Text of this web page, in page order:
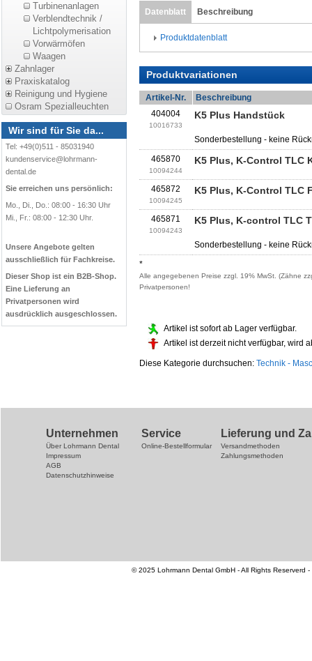
Turbinenanlagen
Verblendtechnik /
Lichtpolymerisation
Vorwärmöfen
Waagen
Zahnlager
Praxiskatalog
Reinigung und Hygiene
Osram Spezialleuchten
Wir sind für Sie da...
Tel: +49(0)511 - 85031940
kundenservice@lohrmann-
dental.de
Sie erreichen uns persönlich:
Mo., Di., Do.: 08:00 - 16:30 Uhr
Mi., Fr.: 08:00 - 12:30 Uhr.
Unsere Angebote gelten
ausschließlich für Fachkreise.
Dieser Shop ist ein B2B-Shop.
Eine Lieferung an
Privatpersonen wird
ausdrücklich ausgeschlossen.
Datenblatt Beschreibung
Produktdatenblatt
Produktvariationen
Artikel-Nr.
Beschreibung
404004
10016733
K5 Plus Handstück
Sonderbestellung - keine
465870
10094244
K5 Plus, K-Control TLC
465872
10094245
K5 Plus, K-Control TLC
465871
10094243
K5 Plus, K-control TLC
Sonderbestellung - keine
*
Alle angegebenen Preise zzgl. 19% MwSt. (Zähne
Privatpersonen!
Artikel ist sofort ab Lager verfügbar.
Artikel ist derzeit nicht verfügbar, wird
Diese Kategorie durchsuchen: Technik -
Unternehmen
Über Lohrmann Dental
Impressum
AGB
Datenschutzhinweise
Service
Online-Bestellformular
Lieferung und
Versandmethoden
Zahlungsmethoden
© 2025 Lohrmann Dental GmbH - All Rights Reserverd